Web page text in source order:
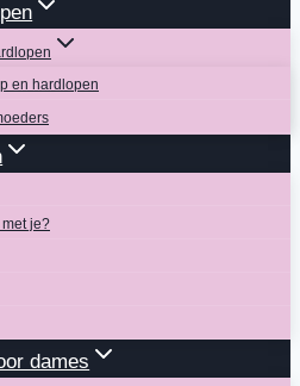
en hardlopen
je?
dames